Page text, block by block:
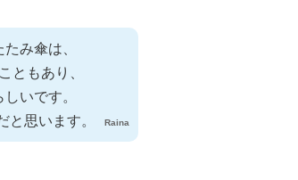
み傘は、
ともあり、
いです。
と思います。
Raina